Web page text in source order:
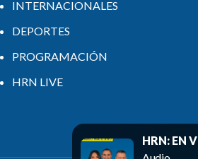
INTERNACIONALES
DEPORTES
PROGRAMACIÓN
HRN LIVE
HRN: EN